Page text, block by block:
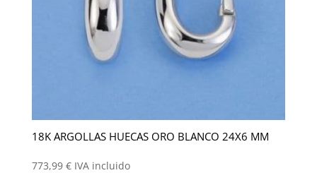
18K ARGOLLAS HUECAS ORO BLANCO 24X6 MM
773,99 € IVA incluido